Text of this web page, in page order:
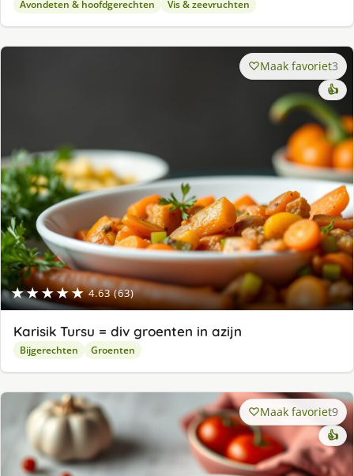
Avondeten & hoofdgerechten Vis & zeevruchten
★★★★★ 4.63 (63)
Maak favoriet3
👍
Karisik Tursu = div groenten in azijn
Bijgerechten Groenten
Maak favoriet9
👍